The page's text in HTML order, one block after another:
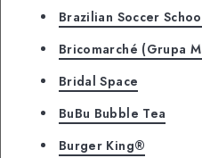
Brazilian Soccer
Bricomarché (Grupa
Bridal Space
BuBu Bubble Tea
Burger King®